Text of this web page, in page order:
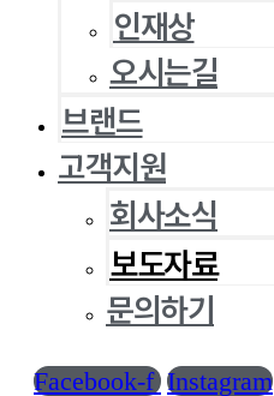
인재상
오시는길
브랜드
고객지원
회사소식
보도자료
문의하기
Facebook-f Instagram